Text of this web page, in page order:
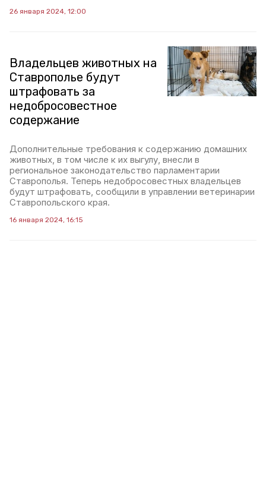
26 января 2024, 12:00
Владельцев животных на
Ставрополье будут
штрафовать за
недобросовестное
содержание
Дополнительные требования к содержанию домашних
животных, в том числе к их выгулу, внесли в
региональное законодательство парламентарии
Ставрополья. Теперь недобросовестных владельцев
будут штрафовать, сообщили в управлении ветеринарии
Ставропольского края.
16 января 2024, 16:15